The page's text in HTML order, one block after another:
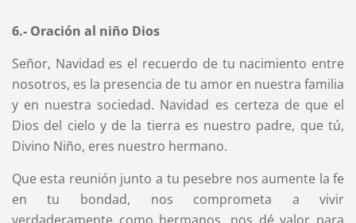
6.- Oración al niño Dios
Señor, Navidad es el recuerdo de tu nacimiento entre
nosotros, es la presencia de tu amor en nuestra familia
y en nuestra sociedad. Navidad es certeza de que el
Dios del cielo y de la tierra es nuestro padre, que tú,
Divino Niño, eres nuestro hermano.
Que esta reunión junto a tu pesebre nos aumente la fe
en tu bondad, nos comprometa a vivir